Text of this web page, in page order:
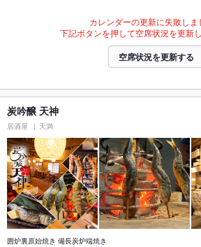
カレンダーの更新に失敗しま
下記ボタンを押して空席状況を更新し
空席状況を更新する
炭吟醸 天神
居酒屋 天満
囲炉裏原始焼き 備長炭炉端焼き